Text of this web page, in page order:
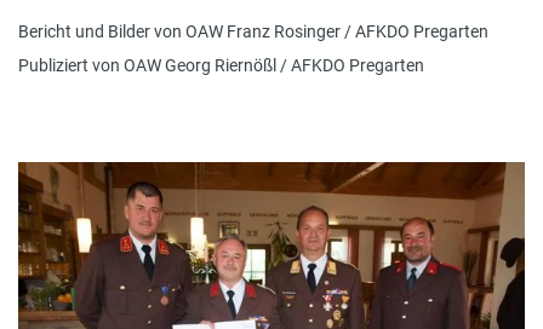
Bericht und Bilder von OAW Franz Rosinger / AFKDO Pregarten
Publiziert von OAW Georg Riernößl / AFKDO Pregarten